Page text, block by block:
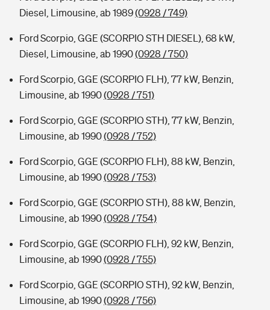
Diesel, Limousine, ab 1989(0928 / 749)
Ford Scorpio, GGE (SCORPIO STH DIESEL), 68 kW,
Diesel, Limousine, ab 1990(0928 / 750)
Ford Scorpio, GGE (SCORPIO FLH), 77 kW, Benzin,
Limousine, ab 1990(0928 / 751)
Ford Scorpio, GGE (SCORPIO STH), 77 kW, Benzin,
Limousine, ab 1990(0928 / 752)
Ford Scorpio, GGE (SCORPIO FLH), 88 kW, Benzin,
Limousine, ab 1990(0928 / 753)
Ford Scorpio, GGE (SCORPIO STH), 88 kW, Benzin,
Limousine, ab 1990(0928 / 754)
Ford Scorpio, GGE (SCORPIO FLH), 92 kW, Benzin,
Limousine, ab 1990(0928 / 755)
Ford Scorpio, GGE (SCORPIO STH), 92 kW, Benzin,
Limousine, ab 1990(0928 / 756)